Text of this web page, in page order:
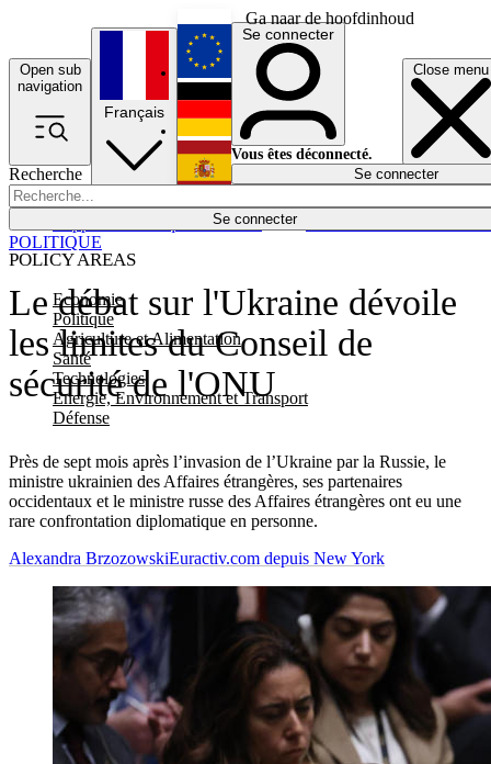
Ga naar de hoofdinhoud
Open sub
navigation
Close menu
Recherche
Se connecter
POLICY AREAS
Economie
Politique
Agriculture et Alimentation
Santé
Technologies
Energie, Environnement et Transport
Défense
Économie
Français
English
Deutsch
Español
Se connecter
Vous êtes déconnecté.
Se connecter
Le débat sur l'Ukraine dévoile
les limites du Conseil de
sécurité de l'ONU
Près de sept mois après l’invasion de l’Ukraine par la Russie, le
ministre ukrainien des Affaires étrangères, ses partenaires
occidentaux et le ministre russe des Affaires étrangères ont eu une
rare confrontation diplomatique en personne.
POLITIQUE
Alexandra BrzozowskiEuractiv.com depuis New York